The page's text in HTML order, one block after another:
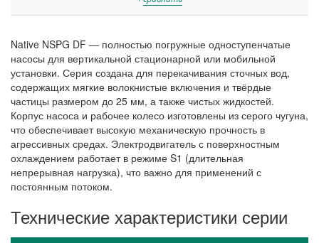
Native NSPG DF — полностью погружные одноступенчатые
насосы для вертикальной стационарной или мобильной
установки. Серия создана для перекачивания сточных вод,
содержащих мягкие волокнистые включения и твёрдые
частицы размером до 25 мм, а также чистых жидкостей.
Корпус насоса и рабочее колесо изготовлены из серого чугуна,
что обеспечивает высокую механическую прочность в
агрессивных средах. Электродвигатель с поверхностным
охлаждением работает в режиме S1 (длительная
непрерывная нагрузка), что важно для применений с
постоянным потоком.
Технические характеристики серии